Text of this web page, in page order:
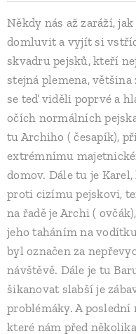
Někdy nás až zaráží,
domluvit a vyjít si
skvadru pejsků, kteří
stejná plemena,
se teď viděli poprvé a
očích normálních
tu Archiho ( česapík),
extrémnímu
domov. Dále tu je
proti cizímu pejskovi,
na řadě je Archi (
jeho taháním na
byl označen za
návštěvě. Dále je tu
šikanovat slabší je
problémáky. A poslední
které nám před